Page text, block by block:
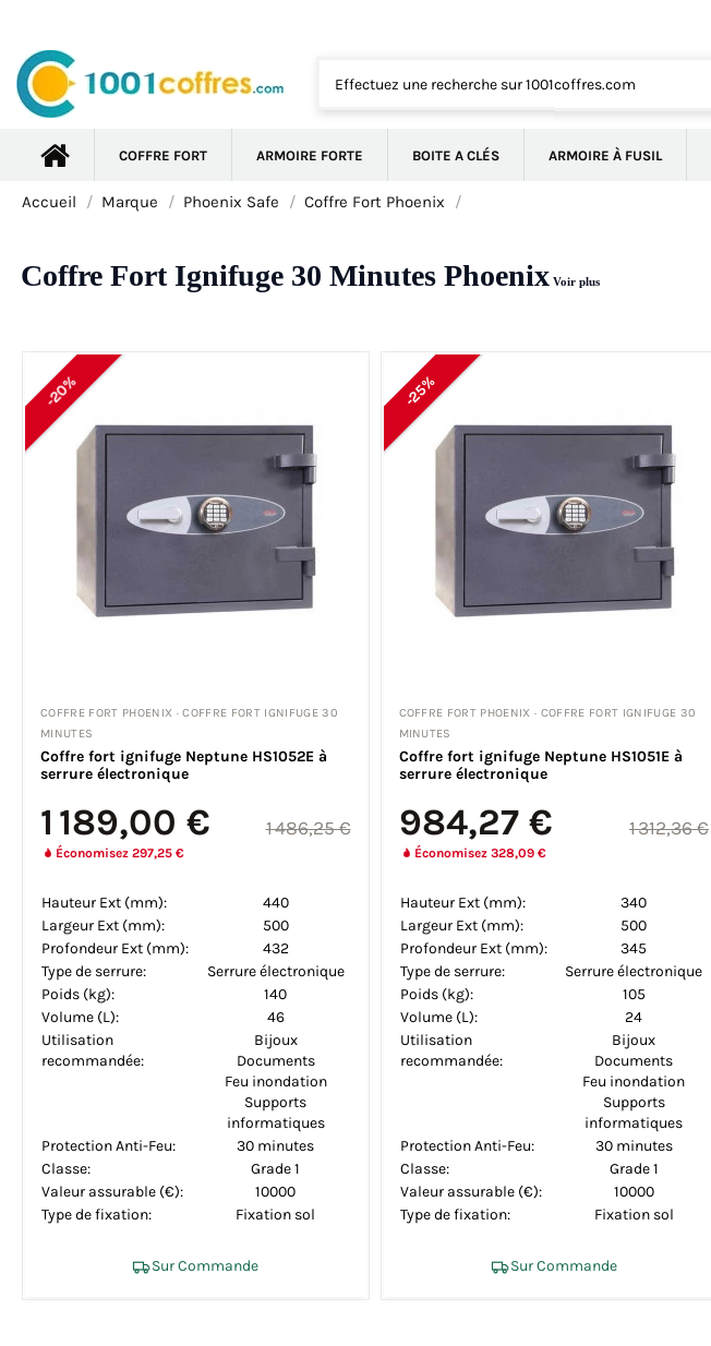
COFFRE FORT ARMOIRE FORTE BOITE A CLÉS ARMOIRE À FUSIL
Accueil Marque Phoenix Safe Coffre Fort Phoenix
Coffre Fort Ignifuge 30 Minutes Phoenix Voir plus
-20%
COFFRE FORT PHOENIX · COFFRE FORT IGNIFUGE 30
MINUTES
Coffre fort ignifuge Neptune HS1052E à
serrure électronique
1 189,00 € 1 486,25 €
Économisez 297,25 €
Hauteur Ext (mm):
440
Largeur Ext (mm):
500
Profondeur Ext (mm):
432
Type de serrure:
Serrure électronique
Poids (kg):
140
Volume (L):
46
Utilisation
recommandée:
Bijoux
Documents
Feu inondation
Supports
informatiques
Protection Anti-Feu:
30 minutes
Classe:
Grade 1
Valeur assurable (€):
10000
Type de fixation:
Fixation sol
Sur Commande
-25%
COFFRE FORT PHOENIX · COFFRE FORT IGNIFUGE 30
MINUTES
Coffre fort ignifuge Neptune HS1051E à
serrure électronique
984,27 € 1 312,36 €
Économisez 328,09 €
Hauteur Ext (mm):
340
Largeur Ext (mm):
500
Profondeur Ext (mm):
345
Type de serrure:
Serrure électronique
Poids (kg):
105
Volume (L):
24
Utilisation
recommandée:
Bijoux
Documents
Feu inondation
Supports
informatiques
Protection Anti-Feu:
30 minutes
Classe:
Grade 1
Valeur assurable (€):
10000
Type de fixation:
Fixation sol
Sur Commande